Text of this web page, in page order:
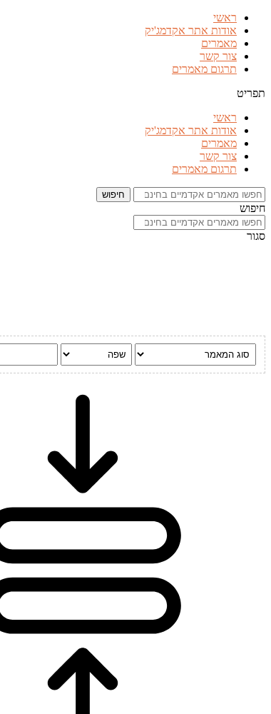
לתוכן
ראשי
אודות אתר אקדמג'יק
מאמרים
צור קשר
תרגום מאמרים
תפריט
ראשי
אודות אתר אקדמג'יק
מאמרים
צור קשר
תרגום מאמרים
חיפוש
חיפוש
סגור